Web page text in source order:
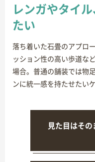
レンガやタイ
たい
落ち着いた石畳のアプロ
ッション性の高い歩道な
場合。普通の舗装では物
ンに統一感を持たせたい
見た目はそ